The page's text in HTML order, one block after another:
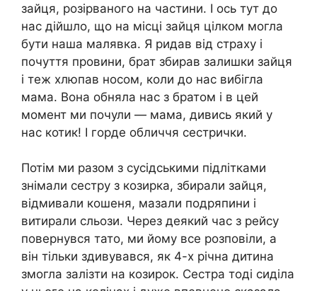
зайця, розірваного на частини. І ось тут до
нас дійшло, що на місці зайця цілком могла
бути наша малявка. Я ридав від страху і
почуття провини, брат збирав залишки зайця
і теж хлюпав носом, коли до нас вибігла
мама. Вона обняла нас з братом і в цей
момент ми почули — мама, дивись який у
нас котик! І горде обличчя сестрички.
Потім ми разом з сусідськими підлітками
знімали сестру з козирка, збирали зайця,
відмивали кошеня, мазали подряпини і
витирали сльози. Через деякий час з рейсу
повернувся тато, ми йому все розповіли, а
він тільки здивувався, як 4-х річна дитина
змогла залізти на козирок. Сестра тоді сиділа